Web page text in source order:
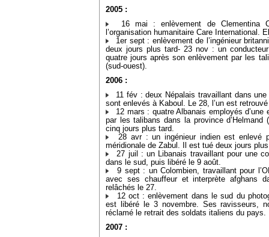
2005 :
16 mai : enlèvement de Clementina
l’organisation humanitaire Care International.
1er sept : enlèvement de l’ingénieur
deux jours plus tard- 23 nov : un
quatre jours après son enlèvement par les
(sud-ouest).
2006 :
11 fév : deux Népalais travaillant dans
sont enlevés à Kaboul. Le 28, l’un est
12 mars : quatre Albanais employés d’une
par les talibans dans la province
cinq jours plus tard.
28 avr : un ingénieur indien est enlevé
méridionale de Zabul. Il est tué deux jours
27 juil : un Libanais travaillant pour une
dans le sud, puis libéré le 9 août.
9 sept : un Colombien, travaillant pour
avec ses chauffeur et interprète afghans
relâchés le 27.
12 oct : enlèvement dans le sud du
est libéré le 3 novembre. Ses ravisseurs,
réclamé le retrait des soldats italiens du pays.
2007 :